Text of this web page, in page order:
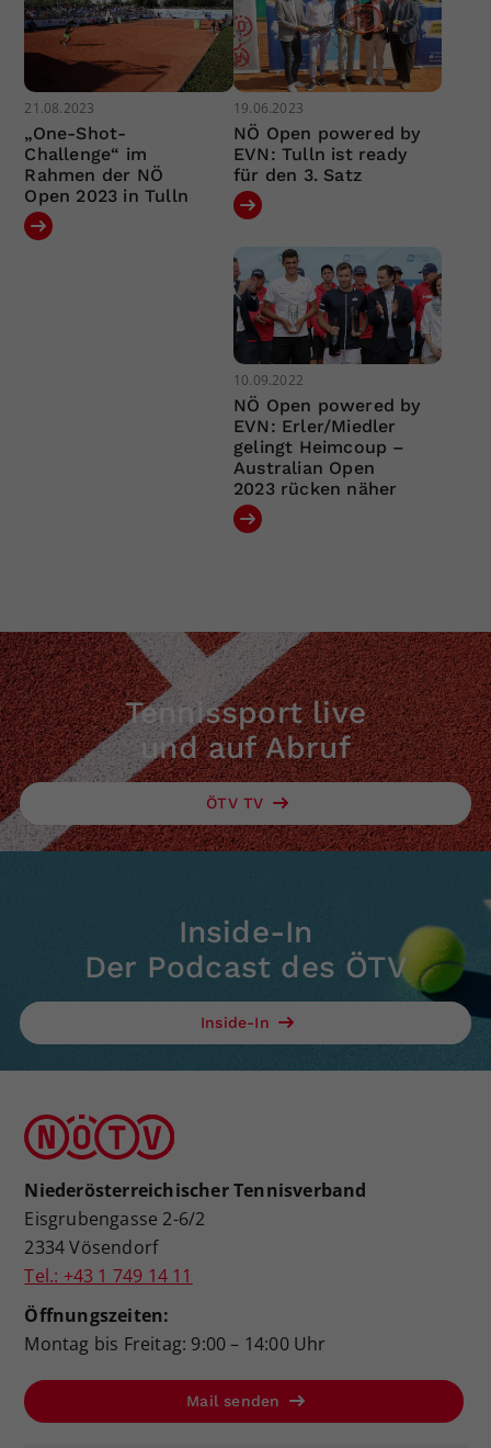
21.08.2023
„One-Shot-
Challenge“ im
Rahmen der NÖ
Open 2023 in Tulln
19.06.2023
NÖ Open powered by
EVN: Tulln ist ready
für den 3. Satz
10.09.2022
NÖ Open powered by
EVN: Erler/Miedler
gelingt Heimcoup –
Australian Open
2023 rücken näher
Tennissport live
und auf Abruf
ÖTV TV
Inside-In
Der Podcast des ÖTV
Inside-In
Niederösterreichischer Tennisverband
Eisgrubengasse 2-6/2
2334 Vösendorf
Tel.: +43 1 749 14 11
Öffnungszeiten:
Montag bis Freitag: 9:00 – 14:00 Uhr
Mail senden